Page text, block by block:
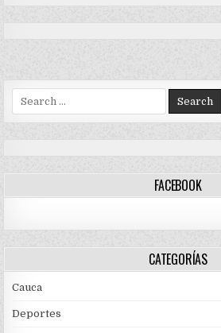
Search
for:
FACEBOOK
CATEGORÍAS
Cauca
Deportes